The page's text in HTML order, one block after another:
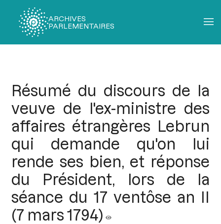
ARCHIVES
PARLEMENTAIRES
Résumé du discours de la
veuve de l'ex-ministre des
affaires étrangères Lebrun
qui demande qu'on lui
rende ses bien, et réponse
du Président, lors de la
séance du 17 ventôse an II
(7 mars 1794)